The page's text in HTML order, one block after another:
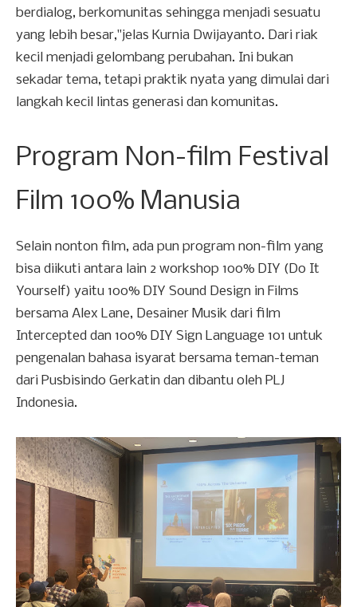
berdialog, berkomunitas sehingga menjadi sesuatu
yang lebih besar,"jelas Kurnia Dwijayanto. Dari riak
kecil menjadi gelombang perubahan. Ini bukan
sekadar tema, tetapi praktik nyata yang dimulai dari
langkah kecil lintas generasi dan komunitas.
Program Non-film Festival
Film 100% Manusia
Selain nonton film, ada pun program non-film yang
bisa diikuti antara lain 2 workshop 100% DIY (Do It
Yourself) yaitu 100% DIY Sound Design in Films
bersama Alex Lane, Desainer Musik dari film
Intercepted dan 100% DIY Sign Language 101 untuk
pengenalan bahasa isyarat bersama teman-teman
dari Pusbisindo Gerkatin dan dibantu oleh PLJ
Indonesia.